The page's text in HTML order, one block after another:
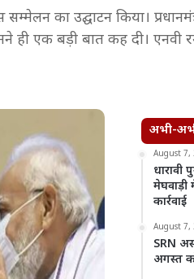
का उद्घाटन किया।
ही एक बड़ी बात कह दी।
अभी-
August 7,
धारावी
मेघवाड़ी
कार्रवाई
August 7,
SRN
अगस्त